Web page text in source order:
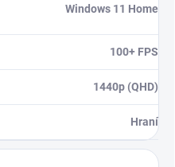
Windows 11 Home
100+ FPS
1440p (QHD)
Hraní